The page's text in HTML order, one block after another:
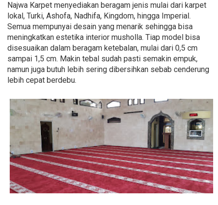
Najwa Karpet menyediakan beragam jenis mulai dari karpet
lokal, Turki, Ashofa, Nadhifa, Kingdom, hingga Imperial.
Semua mempunyai desain yang menarik sehingga bisa
meningkatkan estetika interior musholla. Tiap model bisa
disesuaikan dalam beragam ketebalan, mulai dari 0,5 cm
sampai 1,5 cm. Makin tebal sudah pasti semakin empuk,
namun juga butuh lebih sering dibersihkan sebab cenderung
lebih cepat berdebu.